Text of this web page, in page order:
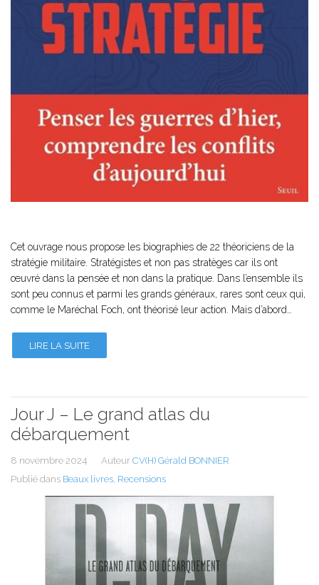
Cet ouvrage nous propose les biographies de 22 théoriciens de la
stratégie militaire. Stratégistes et non pas stratèges car ils ont
œuvré dans la pensée et non dans la pratique. Dans l’ensemble ils
sont peu connus et parmi les grands généraux, rares sont ceux qui,
comme le Maréchal Foch, ont théorisé leur action. Mais d’abord…
LIRE LA SUITE
Jour J – Le grand atlas du
débarquement
8 novembre 2024 Auteur CV(H) Gérald BONNIER
Publié dans Beaux livres, Recensions